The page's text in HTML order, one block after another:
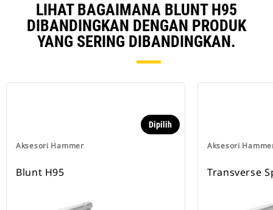
LIHAT BAGAIMANA BLUNT H95
DIBANDINGKAN DENGAN PRODUK
YANG SERING DIBANDINGKAN.
Aksesori Hammer
Dipilih
Blunt H95
Aksesori
Transverse